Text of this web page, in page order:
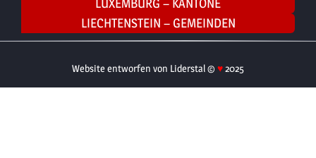
LUXEMBURG – KANTONE
LIECHTENSTEIN – GEMEINDEN
Website entworfen von Liderstal © ♥2025